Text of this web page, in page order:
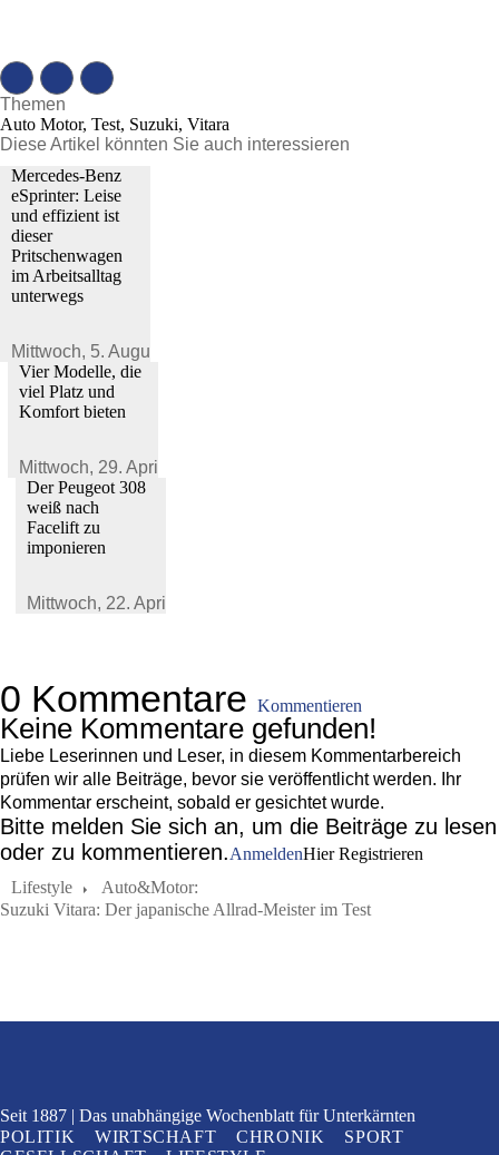
Themen
Auto Motor, Test, Suzuki, Vitara
Diese Artikel könnten Sie auch interessieren
Mercedes-Benz
eSprinter: Leise
und effizient ist
dieser
Pritschenwagen
im Arbeitsalltag
unterwegs
Mittwoch, 5. August 2026
Vier Modelle, die
viel Platz und
Komfort bieten
Mittwoch, 29. April 2026
Der Peugeot 308
weiß nach
Facelift zu
imponieren
Mittwoch, 22. April 2026
0 Kommentare Kommentieren
Keine Kommentare gefunden!
Liebe Leserinnen und Leser, in diesem Kommentarbereich
prüfen wir alle Beiträge, bevor sie veröffentlicht werden. Ihr
Kommentar erscheint, sobald er gesichtet wurde.
Bitte melden Sie sich an, um die Beiträge zu lesen
oder zu kommentieren.AnmeldenHier Registrieren
Lifestyle
Auto&Motor:
Suzuki Vitara: Der japanische Allrad-Meister im Test
Seit 1887 Das unabhängige Wochenblatt für Unterkärnten
POLITIK
WIRTSCHAFT CHRONIK
SPORT